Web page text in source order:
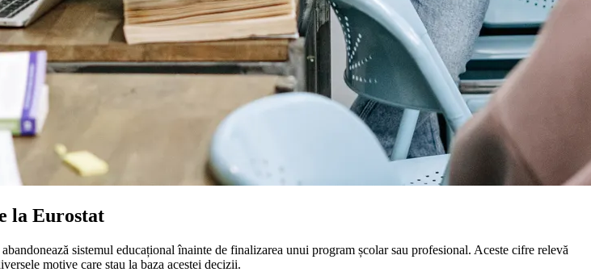
la Eurostat
sistemul educațional înainte de finalizarea unui program școlar sau profesional. Aceste cifre relevă
motive care stau la baza acestei decizii.